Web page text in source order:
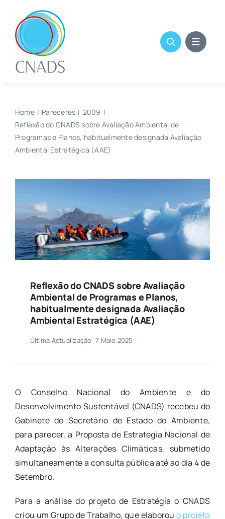
content
Home Pareceres
2009
Reflexão do CNADS sobre Avaliação Ambiental de
Programas e Planos, habitualmente designada Avaliação
Ambiental Estratégica (AAE)
Reflexão do CNADS sobre Avaliação
Ambiental de Programas e Planos,
habitualmente designada Avaliação
Ambiental Estratégica (AAE)
Última Actualização: 7 Maio 2025
O Conselho Nacional do Ambiente e do
Desenvolvimento Sustentável (CNADS) recebeu do
Gabinete do Secretário de Estado do Ambiente,
para parecer, a Proposta de Estratégia Nacional de
Adaptação às Alterações Climáticas, submetido
simultaneamente a consulta pública até ao dia 4 de
Setembro.
Para a análise do projeto de Estratégia o CNADS
criou um Grupo de Trabalho, que elaborouo projeto